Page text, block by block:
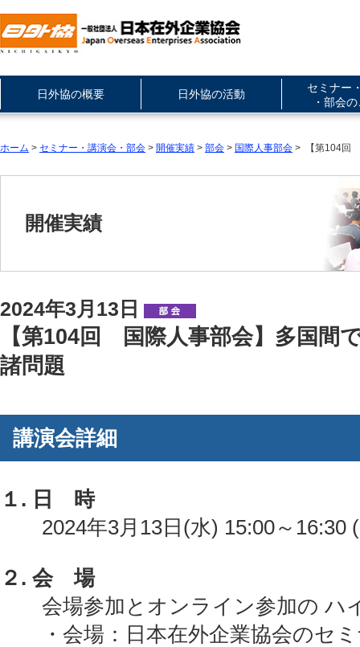
日外協の概要 日外協の活動
セミナー
・部会
ホーム > セミナー・講演会・部会 > 開催実績 > 部会 > 国際人事部会 > 【第104回
開催実績
2024年3月13日
【第104回 国際人事部会】多国間
諸問題
講演会詳細
１. 日 時
2024年3月13日(水) 15:00～16:30
２. 会 場
会場参加とオンライン参加の ハ
・会場：日本在外企業協会のセミ